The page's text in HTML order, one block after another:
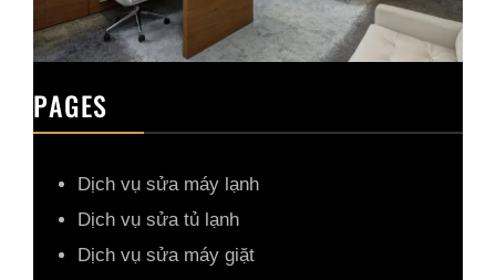
PAGES
Dịch vụ sửa máy lạnh
Dịch vụ sửa tủ lạnh
Dịch vụ sửa máy giặt